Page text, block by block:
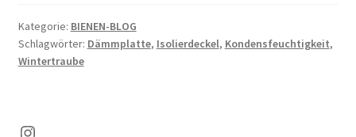
Kategorie: BIENEN-BLOG
Schlagwörter: Dämmplatte, Isolierdeckel, Kondensfeuchtigkeit,
Wintertraube
Instagram